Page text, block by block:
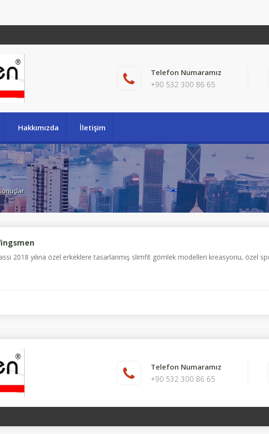
Telefon Numaramız
+90 532 300 86 65
Hakkımızda İletişim
2018 yılına özel erkeklere tasarlanmış slimfit gömlek modelleri kreasyonu, özel
Telefon Numaramız
+90 532 300 86 65